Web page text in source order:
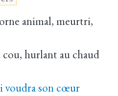
animal, meurtri,
cou, hurlant au chaud
voudra son cœur